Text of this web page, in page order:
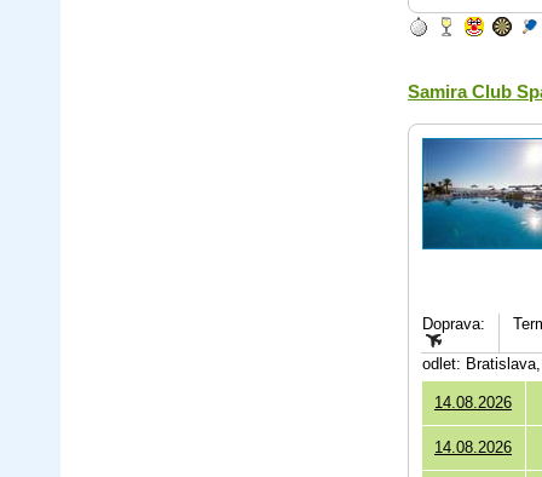
Samira Club
Doprava:
odlet:
14.08.2026
14.08.2026